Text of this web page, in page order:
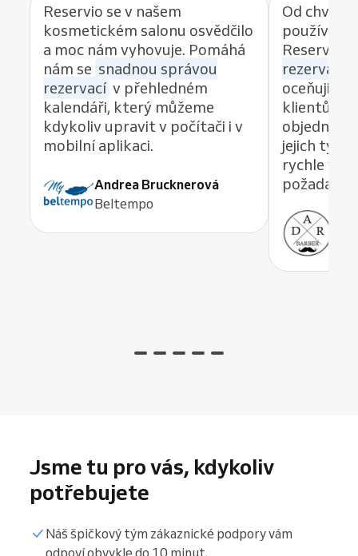
Reservio se v našem
kosmetickém salonu osvědčilo
a moc nám vyhovuje. Pomáhá
nám se snadnou správou
rezervací v přehledném
kalendáři, který můžeme
kdykoliv upravit v počítači i v
mobilní aplikaci.
Andrea Brucknerová
Beltempo
Od chvíle,
používat
Reservio,
rezervací
oceňuji
klientům
jejich tým
rychle
Jsme tu pro vás, kdykoliv
potřebujete
Náš špičkový tým zákaznické podpory vám
odpoví obvykle do 10 minut.